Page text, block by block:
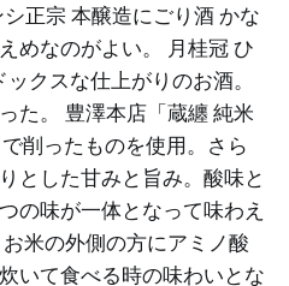
シ正宗 本醸造にごり酒 かな
めなのがよい。 月桂冠 ひ
クスな仕上がりのお酒。
た。 豊澤本店「蔵纏 純米
削ったものを使用。さら
とした甘みと旨み。酸味と
の味が一体となって味わえ
米の外側の方にアミノ酸
いて食べる時の味わいとな